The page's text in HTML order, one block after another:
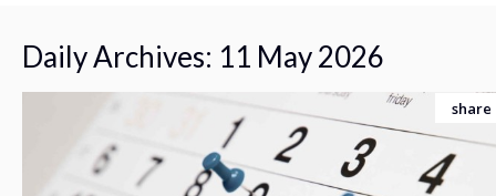
Daily Archives: 11 May 2026
share